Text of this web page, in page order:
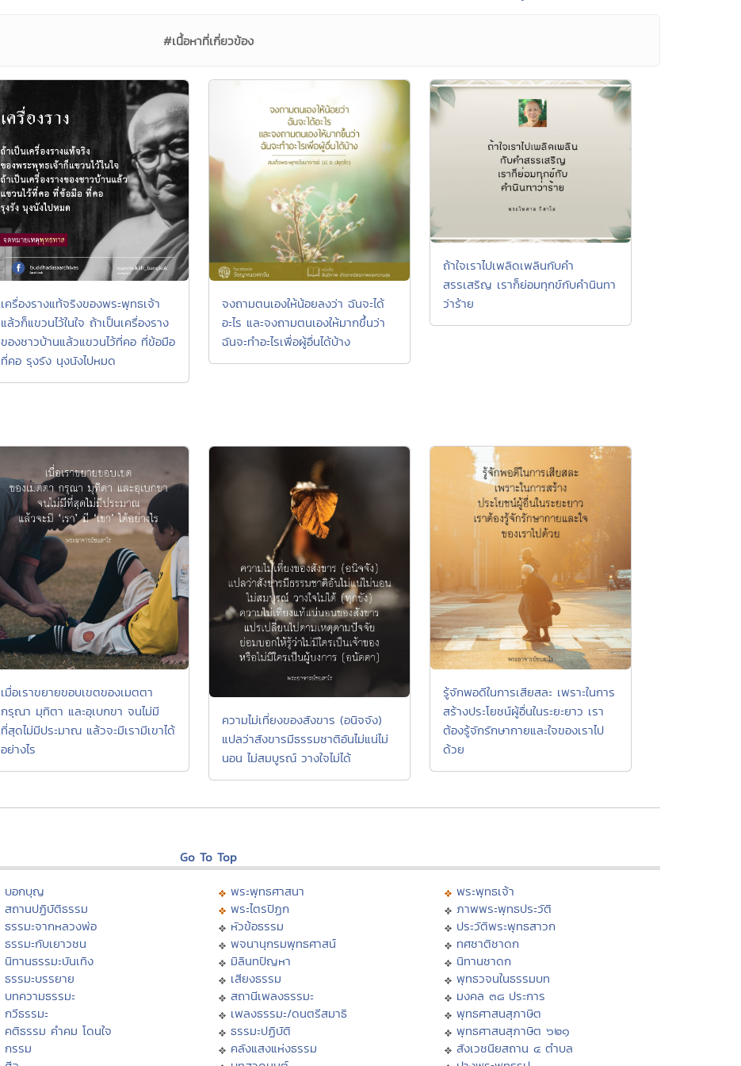
#เนื้อหาที่เกี่ยวข้อง
เครื่องรางแท้จริงของพระพุทธเจ้า
แล้วก็แขวนไว้ในใจ ถ้าเป็นเครื่องราง
ของชาวบ้านแล้วแขวนไว้ที่คอ ที่ข้อมือ
ที่คอ รุงรัง นุงนังไปหมด
จงถามตนเองให้น้อยลงว่า ฉันจะได้
อะไร และจงถามตนเองให้มากขึ้นว่า
ฉันจะทำอะไรเพื่อผู้อื่นได้บ้าง
ถ้าใจเราไปเพลิดเพลินกับคำ
สรรเสริญ เราก็ย่อมทุกข์กับคำนินทา
ว่าร้าย
เมื่อเราขยายขอบเขตของเมตตา
กรุณา มุทิตา และอุเบกขา จนไม่มี
ที่สุดไม่มีประมาณ แล้วจะมีเรามีเขาได้
อย่างไร
ความไม่เที่ยงของสังขาร (อนิจจัง)
แปลว่าสังขารมีธรรมชาติอันไม่แน่ไม่
นอน ไม่สมบูรณ์ วางใจไม่ได้
รู้จักพอดีในการเสียสละ เพราะในการ
สร้างประโยชน์ผู้อื่นในระยะยาว เรา
ต้องรู้จักรักษากายและใจของเราไป
ด้วย
Go To Top
บอกบุญ
สถานปฏิบัติธรรม
ธรรมะจากหลวงพ่อ
ธรรมะกับเยาวชน
นิทานธรรมะบันเทิง
ธรรมะบรรยาย
บทความธรรมะ
กวีธรรมะ
คติธรรม คำคม โดนใจ
กรรม
พระพุทธศาสนา
พระไตรปิฏก
หัวข้อธรรม
พจนานุกรมพุทธศาสน์
มิลินทปัญหา
เสียงธรรม
สถานีเพลงธรรมะ
เพลงธรรมะ/ดนตรีสมาธิ
ธรรมะปฏิบัติ
คลังแสงแห่งธรรม
พระพุทธเจ้า
ภาพพระพุทธประวัติ
ประวัติพระพุทธสาวก
ทศชาติชาดก
นิทานชาดก
พุทธวจนในธรรมบท
มงคล ๓๘ ประการ
พุทธศาสนสุภาษิต
พุทธศาสนสุภาษิต ๖๒๑
สังเวชนียสถาน ๔ ตำบล